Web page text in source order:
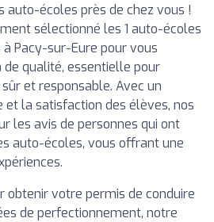
écoles près de chez vous !
sélectionné les 1 auto-écoles
Pacy-sur-Eure pour vous
qualité, essentielle pour
et responsable. Avec un
la satisfaction des élèves, nos
les avis de personnes qui ont
auto-écoles, vous offrant une
obtenir votre permis de conduire
de perfectionnement, notre